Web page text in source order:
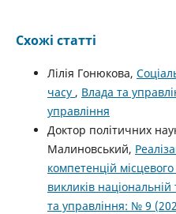
Схожі статті
Лілія Гонюкова,
часу , Влада та
управління
Доктор політичних
Малиновський,
компетенцій
викликів
та управління: № 9